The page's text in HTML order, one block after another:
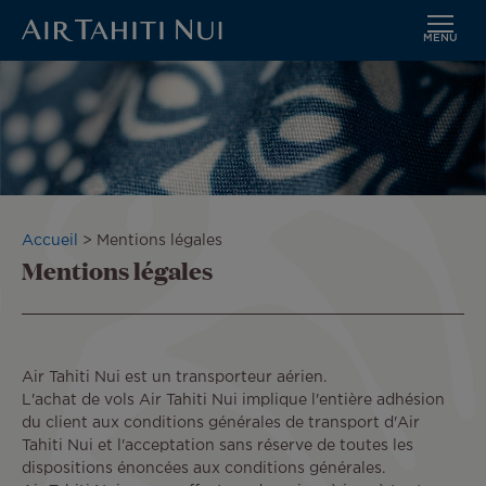
Aller
contenu
principal
MENU
Fil
d'Ariane
Accueil Mentions légales
Mentions légales
Air Tahiti Nui est un transporteur aérien.
L'achat de vols Air Tahiti Nui implique l'entière adhésion
du client aux conditions générales de transport d'Air
Tahiti Nui et l'acceptation sans réserve de toutes les
dispositions énoncées aux conditions générales.